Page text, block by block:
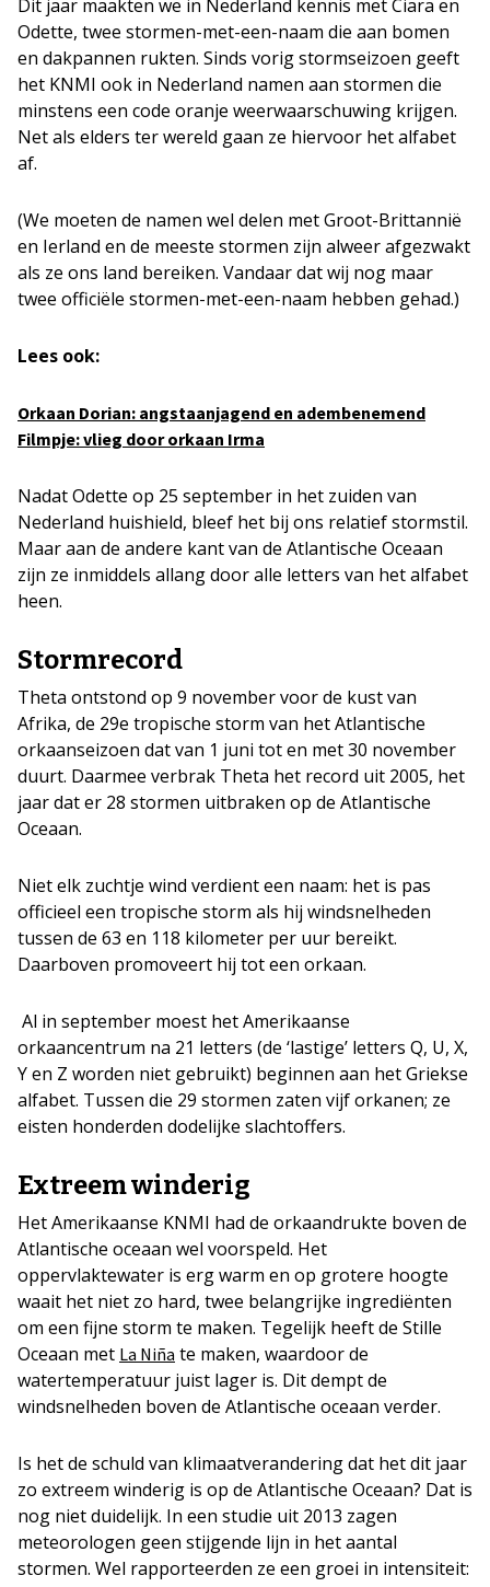
Dit jaar maakten we in Nederland kennis met Ciara en
Odette, twee stormen-met-een-naam die aan bomen
en dakpannen rukten. Sinds vorig stormseizoen geeft
het KNMI ook in Nederland namen aan stormen die
minstens een code oranje weerwaarschuwing krijgen.
Net als elders ter wereld gaan ze hiervoor het alfabet
af.
(We moeten de namen wel delen met Groot-Brittannië
en Ierland en de meeste stormen zijn alweer afgezwakt
als ze ons land bereiken. Vandaar dat wij nog maar
twee officiële stormen-met-een-naam hebben gehad.)
Lees ook:
Orkaan Dorian: angstaanjagend en adembenemend
Filmpje: vlieg door orkaan Irma
Nadat Odette op 25 september in het zuiden van
Nederland huishield, bleef het bij ons relatief stormstil.
Maar aan de andere kant van de Atlantische Oceaan
zijn ze inmiddels allang door alle letters van het alfabet
heen.
Stormrecord
Theta ontstond op 9 november voor de kust van
Afrika, de 29e tropische storm van het Atlantische
orkaanseizoen dat van 1 juni tot en met 30 november
duurt. Daarmee verbrak Theta het record uit 2005, het
jaar dat er 28 stormen uitbraken op de Atlantische
Oceaan.
Niet elk zuchtje wind verdient een naam: het is pas
officieel een tropische storm als hij windsnelheden
tussen de 63 en 118 kilometer per uur bereikt.
Daarboven promoveert hij tot een orkaan.
Al in september moest het Amerikaanse
orkaancentrum na 21 letters (de ‘lastige’ letters Q, U, X,
Y en Z worden niet gebruikt) beginnen aan het Griekse
alfabet. Tussen die 29 stormen zaten vijf orkanen; ze
eisten honderden dodelijke slachtoffers.
Extreem winderig
Het Amerikaanse KNMI had de orkaandrukte boven de
Atlantische oceaan wel voorspeld. Het
oppervlaktewater is erg warm en op grotere hoogte
waait het niet zo hard, twee belangrijke ingrediënten
om een fijne storm te maken. Tegelijk heeft de Stille
Oceaan met La Niña te maken, waardoor de
watertemperatuur juist lager is. Dit dempt de
windsnelheden boven de Atlantische oceaan verder.
Is het de schuld van klimaatverandering dat het dit jaar
zo extreem winderig is op de Atlantische Oceaan? Dat is
nog niet duidelijk. In een studie uit 2013 zagen
meteorologen geen stijgende lijn in het aantal
stormen. Wel rapporteerden ze een groei in intensiteit: